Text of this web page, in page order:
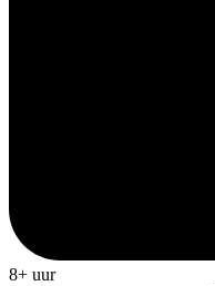
8+ uur